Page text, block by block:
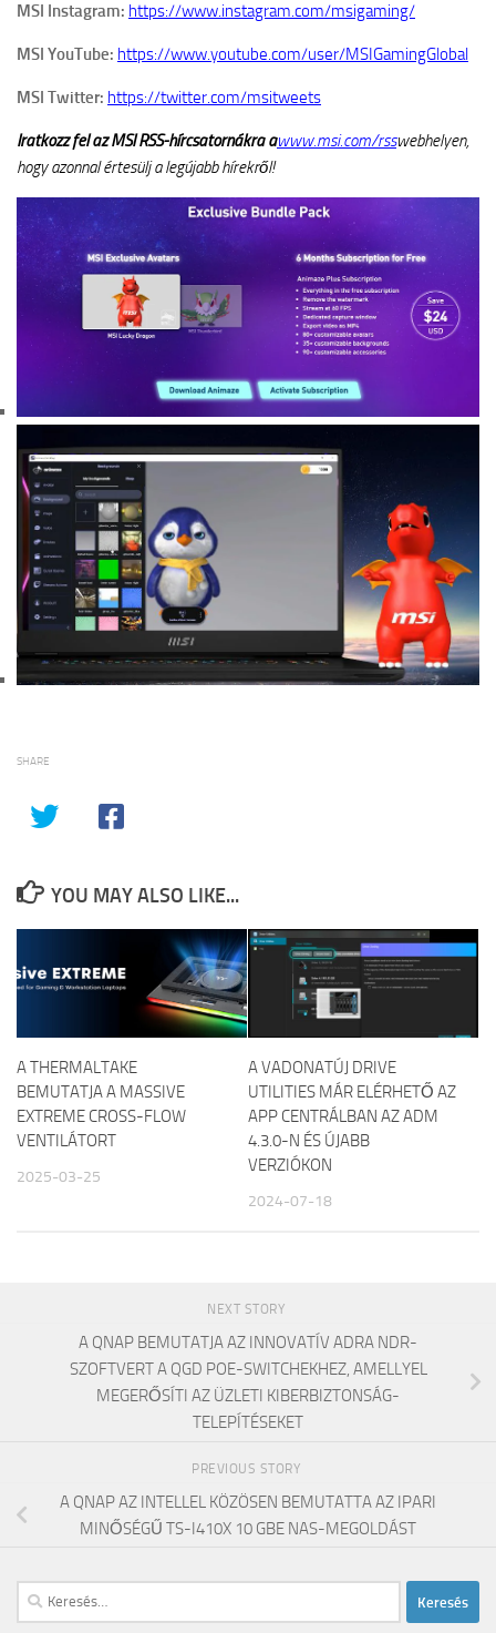
MSI Instagram: https://www.instagram.com/msigaming/
MSI YouTube: https://www.youtube.com/user/MSIGamingGlobal
MSI Twitter: https://twitter.com/msitweets
Iratkozz fel az MSI RSS-hírcsatornákra awww.msi.com/rsswebhelyen,
hogy azonnal értesülj a legújabb hírekről!
SHARE
YOU MAY ALSO LIKE...
A THERMALTAKE
BEMUTATJA A MASSIVE
EXTREME CROSS-FLOW
VENTILÁTORT
2025-03-25
A VADONATÚJ DRIVE
UTILITIES MÁR ELÉRHETŐ AZ
APP CENTRÁLBAN AZ ADM
4.3.0-N ÉS ÚJABB
VERZIÓKON
2024-07-18
NEXT STORY
A QNAP BEMUTATJA AZ INNOVATÍV ADRA NDR-
SZOFTVERT A QGD POE-SWITCHEKHEZ, AMELLYEL
MEGERŐSÍTI AZ ÜZLETI KIBERBIZTONSÁG-
TELEPÍTÉSEKET
PREVIOUS STORY
A QNAP AZ INTELLEL KÖZÖSEN BEMUTATTA AZ IPARI
MINŐSÉGŰ TS-I410X 10 GBE NAS-MEGOLDÁST
Keresés: